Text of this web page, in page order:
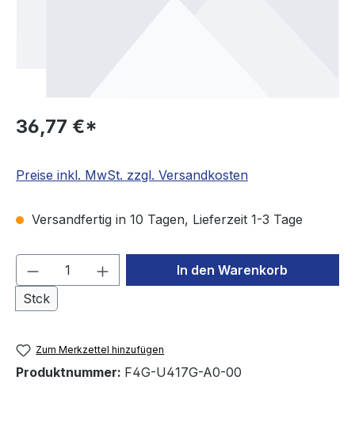
36,77 €*
Preise inkl. MwSt. zzgl. Versandkosten
Versandfertig in 10 Tagen, Lieferzeit 1-3 Tage
Produkt Anzahl: Gib den
Stck
In den Warenkorb
Zum Merkzettel hinzufügen
Produktnummer: F4G-U417G-A0-00